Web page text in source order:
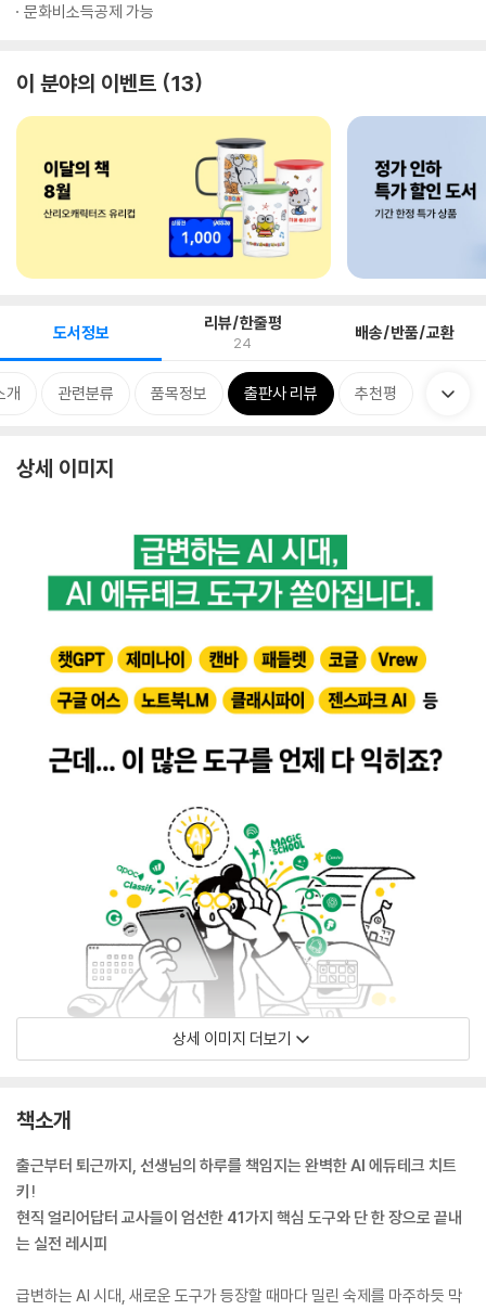
문화비소득공제 가능
이 분야의 이벤트 13
도서정보 리뷰/한줄평
24 배송/반품/교환
개 관련분류 품목정보 출판사 리뷰 추천평
상세 이미지
상세 이미지 더보기
책소개
출근부터 퇴근까지, 선생님의 하루를 책임지는 완벽한 AI 에듀테크 치트
키!
현직 얼리어답터 교사들이 엄선한 41가지 핵심 도구와 단 한 장으로 끝내
는 실전 레시피
급변하는 AI 시대, 새로운 도구가 등장할 때마다 밀린 숙제를 마주하듯 막